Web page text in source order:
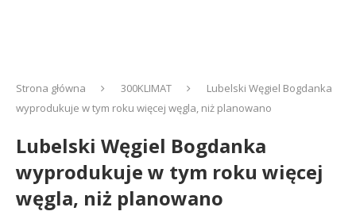
Strona główna 300KLIMAT
Lubelski Węgiel Bogdanka
wyprodukuje w tym roku więcej węgla, niż planowano
Lubelski Węgiel Bogdanka
wyprodukuje w tym roku więcej
węgla, niż planowano